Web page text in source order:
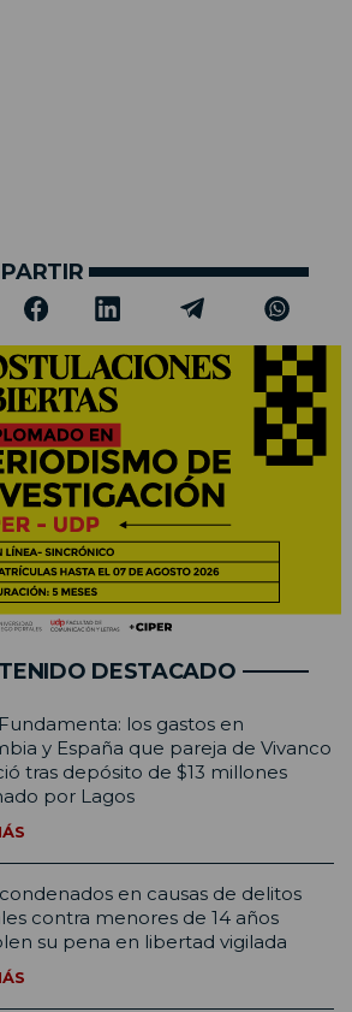
DESTACADO
los gastos en
y España que pareja de Vivanco
tras depósito de $13 millones
por Lagos
condenados en causas de delitos
contra menores de 14 años
su pena en libertad vigilada